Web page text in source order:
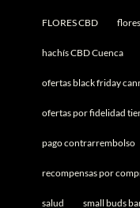
FLORES CBD
hachís CBD Cuenca
ofertas black friday
ofertas por fidelidad
pago contrarrembolso
recompensas por
salud small buds